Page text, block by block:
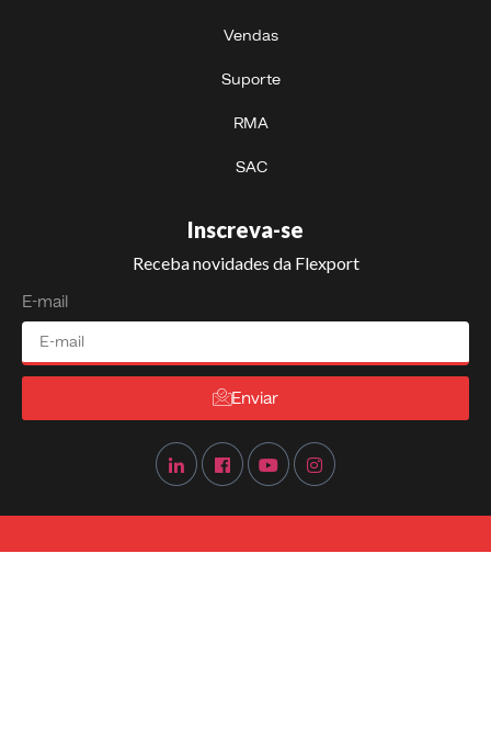
Vendas
Suporte
RMA
SAC
Inscreva-se
Receba novidades da Flexport
E-mail
Enviar